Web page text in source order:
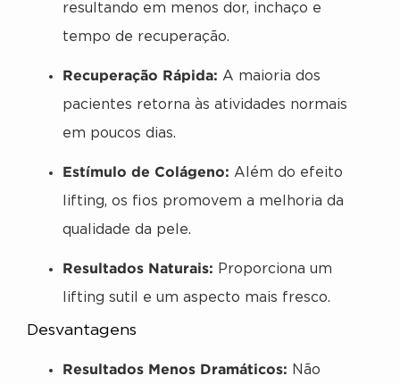
resultando em menos dor, inchaço e
tempo de recuperação.
Recuperação Rápida: A maioria dos
pacientes retorna às atividades normais
em poucos dias.
Estímulo de Colágeno: Além do efeito
lifting, os fios promovem a melhoria da
qualidade da pele.
Resultados Naturais: Proporciona um
lifting sutil e um aspecto mais fresco.
Desvantagens
Resultados Menos Dramáticos: Não